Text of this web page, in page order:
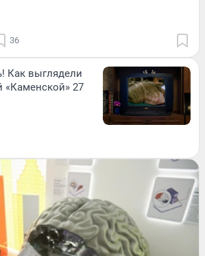
36
Как выглядели
«Каменской» 27